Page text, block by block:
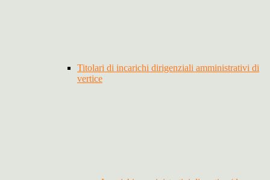
Titolari di incarichi dirigenziali amministrativi di
vertice